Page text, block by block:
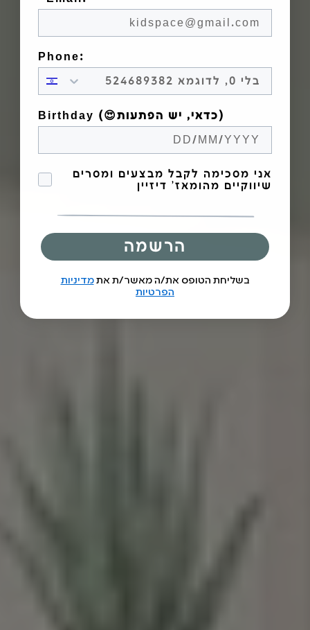
Phone:
Birthday (😍כדאי, יש הפתעות)
הסכמה לקבל מבצעים
אני מסכימה לקבל מבצעים ומסרים
שיווקיים מהומאז' דיזיין
הרשמה
בשליחת הטופס את/ה מאשר/ת אתמדיניות
הפרטיות